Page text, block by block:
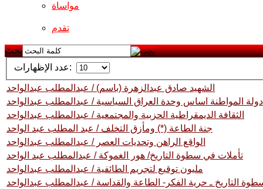
مواساة
تقدم
بحث
عدد الإظهارات:
الشهيد صادق عبدالزهرة (باسم) / عبدالمطلب عبدالواحد
دولة المواطنة اساس وحدة العراق السياسية / عبدالمطلب عبدالواحد
الثقافة الديمقراطية الحزبية والمجتمعية / عبدالمطلب عبدالواحد
جنة الطاعة (*) ومأزق التخلف / عبد المطلب عبد الواحد
الواقع الراهن وتحديات العصر / عبدالمطلب عبدالواحد
تأملات في سطوة التاريخ/ هور الغموكة / عبدالمطلب عبد الواحد
مليون توقيع لتجريم الطائفية / عبدالمطلب عبدالواحد
التاريخ ـ حرية الفكر- الطاعة والقداسة / عبدالمطلب عبدالواحد